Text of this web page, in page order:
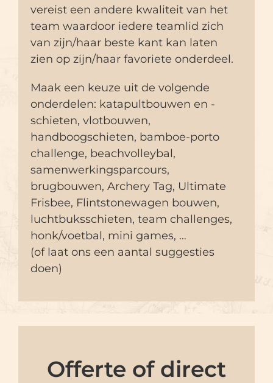
vereist een andere kwaliteit van het
team waardoor iedere teamlid zich
van zijn/haar beste kant kan laten
zien op zijn/haar favoriete onderdeel.
Maak een keuze uit de volgende
onderdelen: katapultbouwen en -
schieten, vlotbouwen,
handboogschieten, bamboe-porto
challenge, beachvolleybal,
samenwerkingsparcours,
brugbouwen, Archery Tag, Ultimate
Frisbee, Flintstonewagen bouwen,
luchtbuksschieten, team challenges,
honk/voetbal, mini games, …
(of laat ons een aantal suggesties
doen)
Offerte of direct